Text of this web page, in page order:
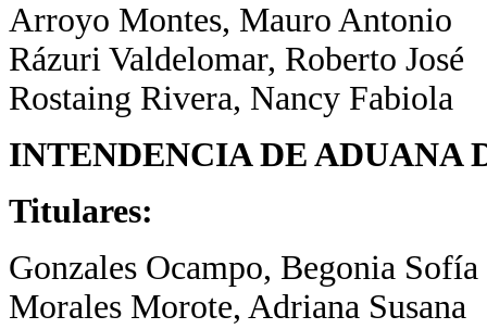
Arroyo Montes, Mauro Antonio
Rázuri Valdelomar, Roberto José
Rostaing Rivera, Nancy Fabiola
INTENDENCIA DE ADUANA
Titulares:
Gonzales Ocampo, Begonia Sofía
Morales Morote, Adriana Susana